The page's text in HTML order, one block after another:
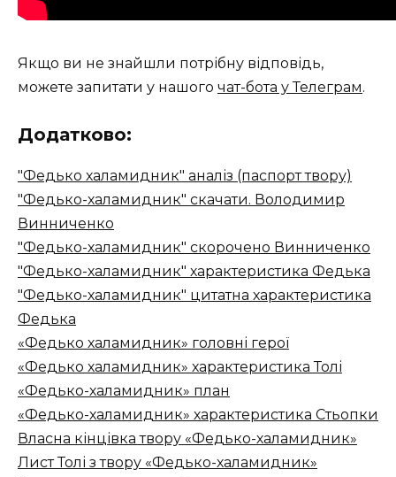
Якщо ви не знайшли потрібну відповідь,
можете запитати у нашого чат-бота у Телеграм.
Додатково:
"Федько халамидник" аналіз (паспорт твору)
"Федько-халамидник" скачати. Володимир
Винниченко
"Федько-халамидник" скорочено Винниченко
"Федько-халамидник" характеристика Федька
"Федько-халамидник" цитатна характеристика
Федька
«Федько халамидник» головні герої
«Федько халамидник» характеристика Толі
«Федько-халамидник» план
«Федько-халамидник» характеристика Стьопки
Власна кінцівка твору «Федько-халамидник»
Лист Толі з твору «Федько-халамидник»